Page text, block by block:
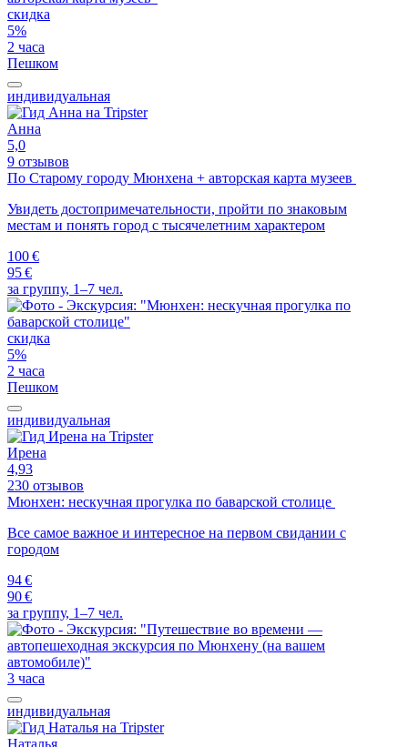
скидка
5%
2 часа
Пешком
индивидуальная
Анна
5,0
9 отзывов
По Старому городу Мюнхена + авторская карта музеев
Увидеть достопримечательности, пройти по знаковым
местам и понять город с тысячелетним характером
100 €
95 €
за группу, 1–7 чел.
скидка
5%
2 часа
Пешком
индивидуальная
Ирена
4,93
230 отзывов
Мюнхен: нескучная прогулка по баварской столице
Все самое важное и интересное на первом свидании с
городом
94 €
90 €
за группу, 1–7 чел.
3 часа
индивидуальная
Наталья